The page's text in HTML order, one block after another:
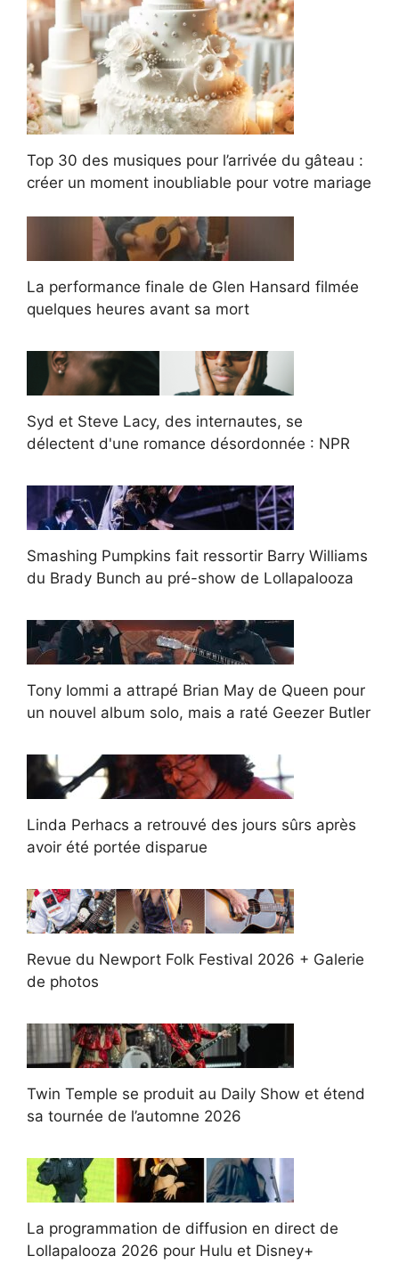
Top 30 des musiques pour l’arrivée du gâteau :
créer un moment inoubliable pour votre mariage
La performance finale de Glen Hansard filmée
quelques heures avant sa mort
Syd et Steve Lacy, des internautes, se
délectent d'une romance désordonnée : NPR
Smashing Pumpkins fait ressortir Barry Williams
du Brady Bunch au pré-show de Lollapalooza
Tony Iommi a attrapé Brian May de Queen pour
un nouvel album solo, mais a raté Geezer Butler
Linda Perhacs a retrouvé des jours sûrs après
avoir été portée disparue
Revue du Newport Folk Festival 2026 + Galerie
de photos
Twin Temple se produit au Daily Show et étend
sa tournée de l’automne 2026
La programmation de diffusion en direct de
Lollapalooza 2026 pour Hulu et Disney+